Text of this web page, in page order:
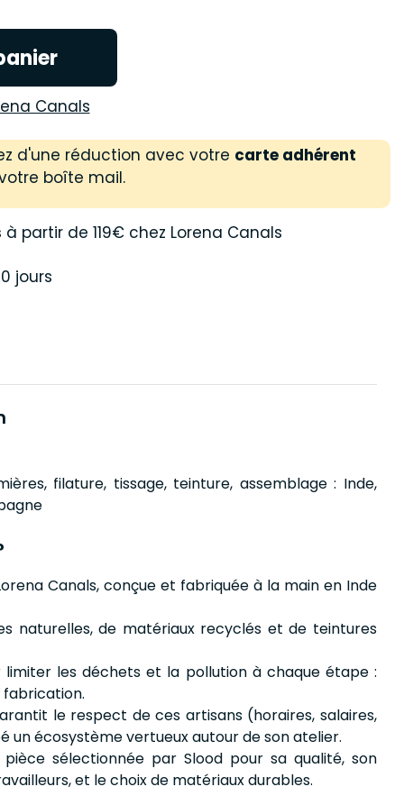
Canals
d'une réduction avec votre carte adhérent
boîte mail.
à partir de 119€ chez Lorena Canals
jours
filature, tissage, teinture, assemblage : Inde,
Canals, conçue et fabriquée à la main en Inde
naturelles, de matériaux recyclés et de teintures
limiter les déchets et la pollution à chaque étape :
fabrication.
le respect de ces artisans (horaires, salaires,
un écosystème vertueux autour de son atelier.
sélectionnée par Slood pour sa qualité, son
et le choix de matériaux durables.